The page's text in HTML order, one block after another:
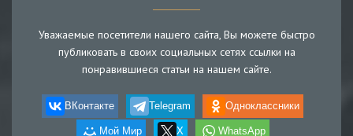
Уважаемые посетители нашего сайта, Вы можете быстро
публиковать в своих социальных сетях ссылки на
понравившиеся статьи на нашем сайте.
ВКонтакте Telegram Одноклассники
Мой Мир X WhatsApp